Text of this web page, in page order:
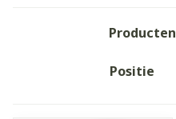
Producten
Sorteer op: